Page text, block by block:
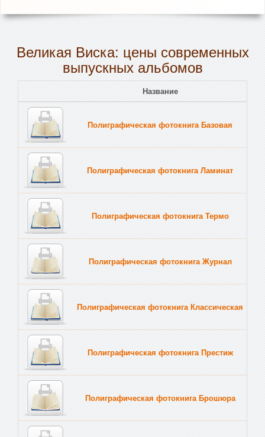
Великая Виска: цены современных
выпускных альбомов
Название
Полиграфическая фотокнига Базовая
Полиграфическая фотокнига Ламинат
Полиграфическая фотокнига Термо
Полиграфическая фотокнига Журнал
Полиграфическая фотокнига Классическая
Полиграфическая фотокнига Престиж
Полиграфическая фотокнига Брошюра